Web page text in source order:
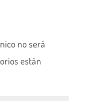
no será
están